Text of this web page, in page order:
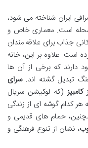
ایران شناخته می شود،
محله است. معماری خاص و
جذاب برای علاقه مندان
است. علاوه بر این، خانه
دارند که برخی از آن ها
تبدیل گشته اند.سرای
کامبیز (که لوکیشن سریال
هر کدام گوشه ای از زندگی
حمام های قدیمی و
، نشان از تنوع فرهنگی و